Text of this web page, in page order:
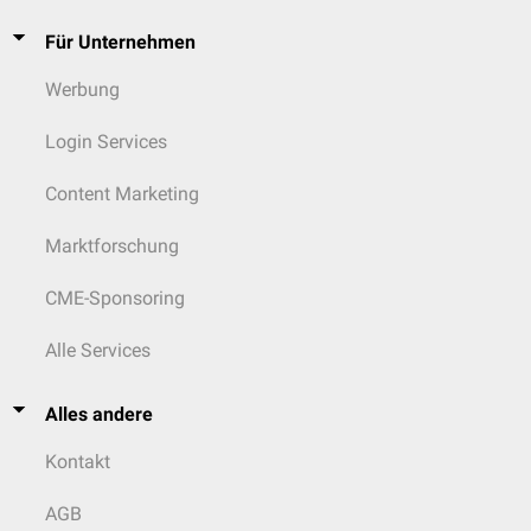
Für Unternehmen
Werbung
Login Services
Content Marketing
Marktforschung
CME-Sponsoring
Alle Services
Alles andere
Kontakt
AGB